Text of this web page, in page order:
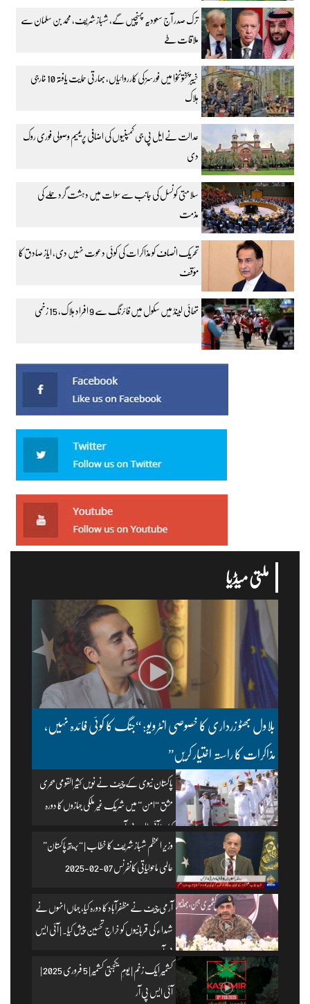
ترک صدر آج سعودیہ پہنچیں گے، شہباز شریف، محمد بن سلمان سے
ملاقات طے
خیبرپختونخوا میں فورسز کی کارروائیاں، بھارتی حمایت یافتہ 10 خارجی
ہلاک
عدالت نے ایل پی جی کمپنیوں کی اضافی پریمیم وصولی فوری روک
دی
سلامتی کونسل کی جانب سے سوات میں دہشت گرد حملے کی
مذمت
تحریک انصاف کو مذاکرات کی کوئی دعوت نہیں دی، ایاز صادق کا
مؤقف
تھائی لینڈ میں سکول میں فائرنگ سے 9 افراد ہلاک، 15 زخمی
ملتی میڈیا
بلاول بھٹو زرداری کا خصوصی انٹرویو: “جنگ کا کوئی فائدہ نہیں،
مذاکرات کا راستہ اختیار کریں”
پاکستان نیوی کے چیف نے نویں کثیر القومی بحری
مشق “امن” میں شریک غیر ملکی جہازوں کا دورہ
کیا۔ | آئی ایس پی آر
وزیرِ اعظم شہباز شریف کا خطاب | “بریتھ پاکستان”
عالمی ماحولیاتی کانفرنس 07-02-2025
آرمی چیف نے مظفرآباد کا دورہ کیا، جہاں انہوں نے
شہداء کی قربانیوں کو خراجِ تحسین پیش کیا۔ | آئی ایس
پی آر
کشمیر ایک زخم | یومِ یکجہتی کشمیر | 5 فروری 2025 |
آئی ایس پی آر